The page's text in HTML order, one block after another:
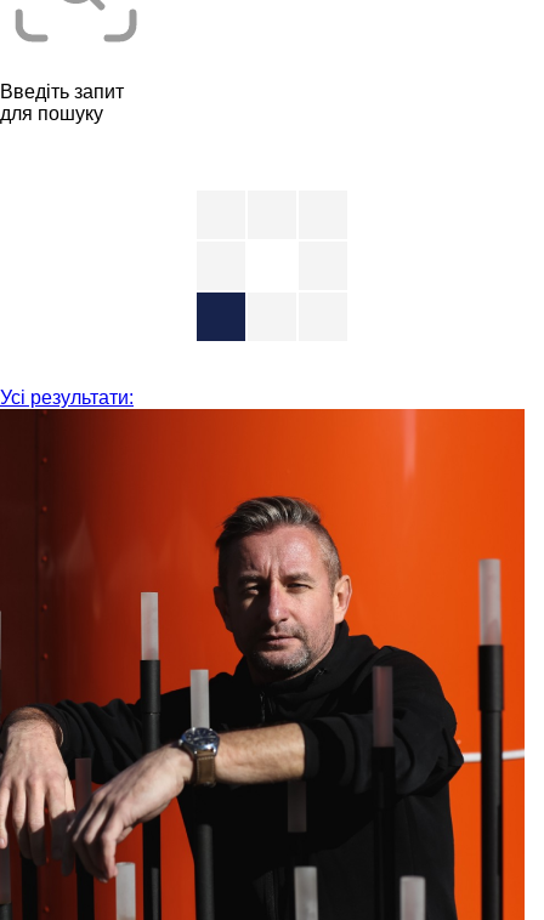
Введіть запит
для пошуку
Усі результати: